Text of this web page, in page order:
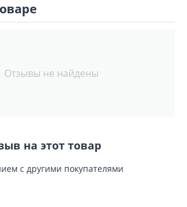
Отзывы не найдены
на этот товар
с другими покупателями